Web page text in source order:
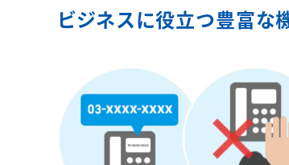
ビジネスに役立つ豊富な